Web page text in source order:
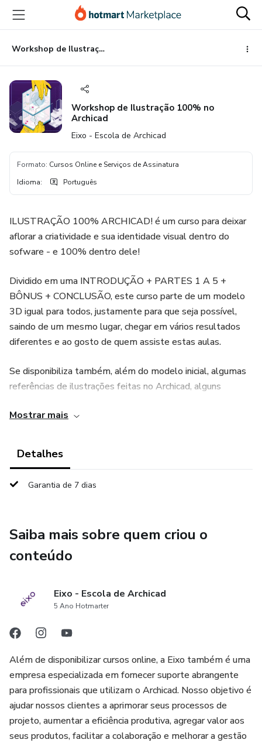
para
conteúdo
principal
para
pagamento
para
rodapé
Workshop de Ilustração 100% no Archicad
Workshop de Ilustração 100% no
Archicad
Eixo - Escola de Archicad
Formato: Cursos Online e Serviços de Assinatura
Idioma: Português
ILUSTRAÇÃO 100% ARCHICAD! é um curso para deixar
aflorar a criatividade e sua identidade visual dentro do
sofware - e 100% dentro dele!
Dividido em uma INTRODUÇÃO + PARTES 1 A 5 +
BÔNUS + CONCLUSÃO, este curso parte de um modelo
3D igual para todos, justamente para que seja possível,
saindo de um mesmo lugar, chegar em vários resultados
diferentes e ao gosto de quem assiste estas aulas.
Se disponibiliza também, além do modelo inicial, algumas
referências de ilustrações feitas no Archicad, alguns
diversas dicas de ferramentas da web que podem facilitar
O acesso à plataforma é pleno pelo período de um ano
comunidade #foradoeixo é válido por 3 meses.
comunidade #foradoeixo!
Mostrar mais
Detalhes
Garantia de 7 dias
Saiba mais sobre quem criou o
conteúdo
Eixo - Escola de Archicad
5 Ano Hotmarter
Além de disponibilizar cursos online, a Eixo também é uma
empresa especializada em fornecer suporte abrangente
para profissionais que utilizam o Archicad. Nosso objetivo é
ajudar nossos clientes a aprimorar seus processos de
projeto, aumentar a eficiência produtiva, agregar valor aos
seus produtos, facilitar a colaboração e melhorar a gestão